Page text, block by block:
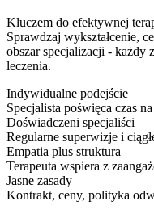
Kluczem do efektywnej
Sprawdzaj wykształcenie,
obszar specjalizacji - każdy
leczenia.
Indywidualne podejście
Specjalista poświęca czas
Doświadczeni specjaliści
Regularne superwizje i
Empatia plus struktura
Terapeuta wspiera z
Jasne zasady
Kontrakt, ceny, polityka